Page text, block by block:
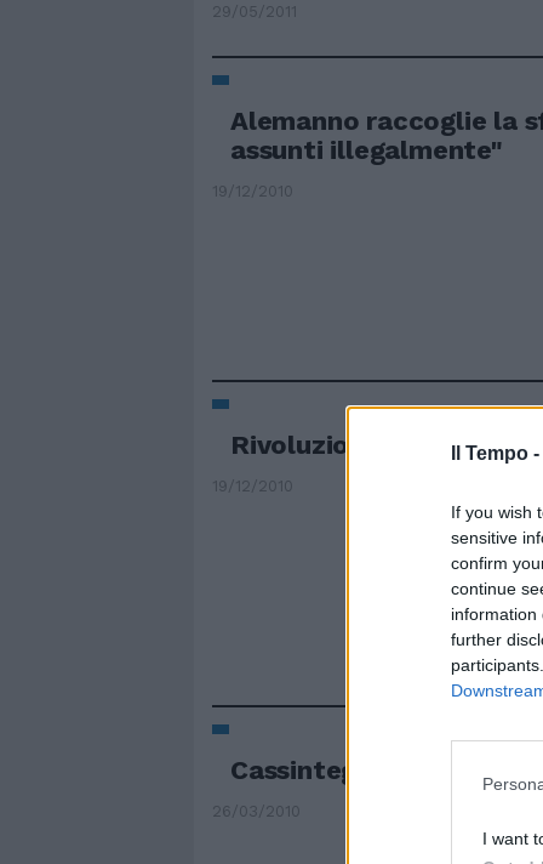
Il Tempo -
If you wish
sensitive
confirm
continue
information
further
I want
29/05/2011
Alemanno raccoglie la
assunti illegalmente"
19/12/2010
Rivoluzione aziendale
19/12/2010
Cassintegrati assunti in
26/03/2010